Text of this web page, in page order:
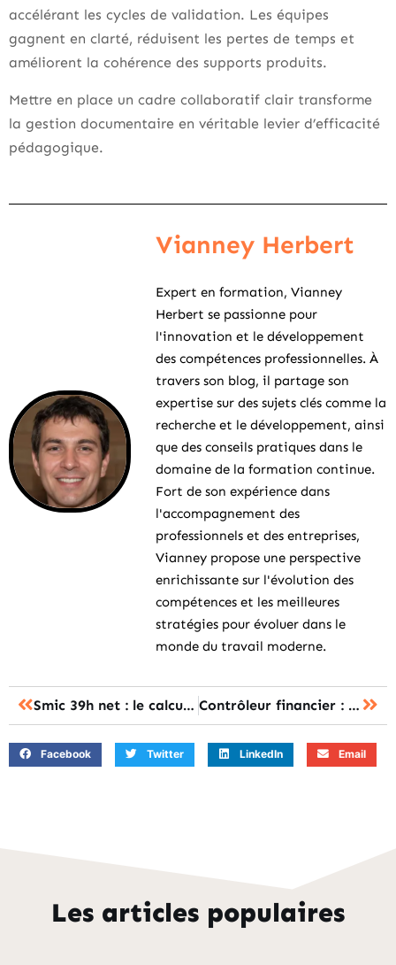
accélérant les cycles de validation. Les équipes
gagnent en clarté, réduisent les pertes de temps et
améliorent la cohérence des supports produits.
Mettre en place un cadre collaboratif clair transforme
la gestion documentaire en véritable levier d’efficacité
pédagogique.
Vianney Herbert
Expert en formation, Vianney
Herbert se passionne pour
l'innovation et le développement
des compétences professionnelles. À
travers son blog, il partage son
expertise sur des sujets clés comme la
recherche et le développement, ainsi
que des conseils pratiques dans le
domaine de la formation continue.
Fort de son expérience dans
l'accompagnement des
professionnels et des entreprises,
Vianney propose une perspective
enrichissante sur l'évolution des
compétences et les meilleures
stratégies pour évoluer dans le
monde du travail moderne.
Smic 39h net : le calcul précis du montant mensuel ? Contrôleur financier : le salaire selon l’expérience et la région
Facebook Twitter LinkedIn Email
Les articles populaires